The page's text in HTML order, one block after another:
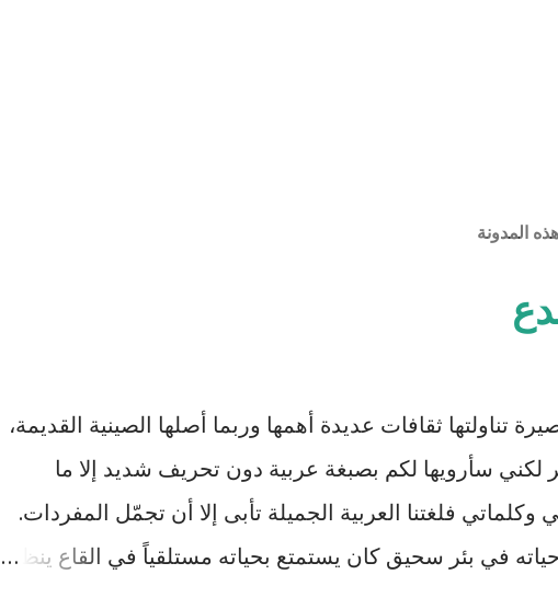
المدونة
تناولتها ثقافات عديدة أهمها وربما أصلها الصينية القديمة،
لكني سأرويها لكم بصبغة عربية دون تحريف شديد إلا ما
وكلماتي فلغتنا العربية الجميلة تأبى إلا أن تجمّل المفردات.
في بئر سحيق كان يستمتع بحياته مستلقياً في القاع ينظر